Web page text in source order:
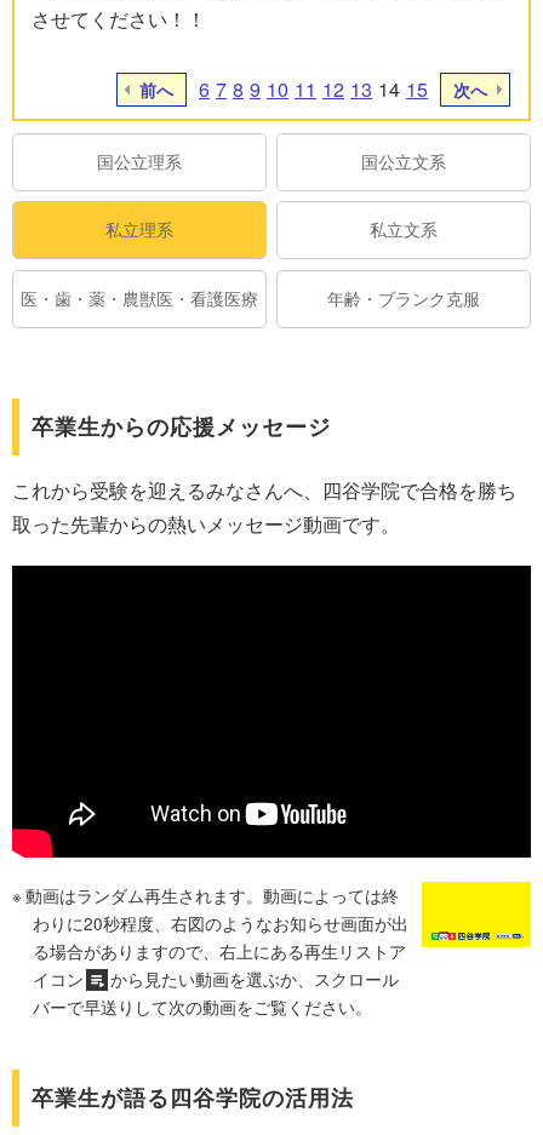
させてください！！
前へ 6 7 8 9 10 11 12 13 14 15 次へ
国公立理系 国公立文系
私立理系 私立文系
医・歯・薬・農獣医・看護医療 年齢・ブランク克服
卒業生からの応援メッセージ
これから受験を迎えるみなさんへ、四谷学院で合格を勝ち
取った先輩からの熱いメッセージ動画です。
動画はランダム再生されます。動画によっては終
わりに20秒程度、右図のようなお知らせ画面が出
る場合がありますので、右上にある再生リストア
イコン
から見たい動画を選ぶか、スクロール
バーで早送りして次の動画をご覧ください。
卒業生が語る四谷学院の活用法